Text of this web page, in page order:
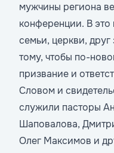
мужчины региона
конференции. В
семьи, церкви, друг
тому, чтобы по-
призвание и
Словом и
служили пасторы
Шаповалова,
Олег Максимов и